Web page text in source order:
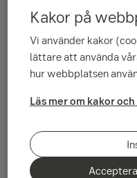
Privatpersoner
I policyn berättar vi hur
dig som använder
våra tjänster på telefon
Vi har en särskild
exempel SEB Credit
Kakor på
Vi använder kakor
lättare att använda
hur webbplatsen
Läs mer om kakor